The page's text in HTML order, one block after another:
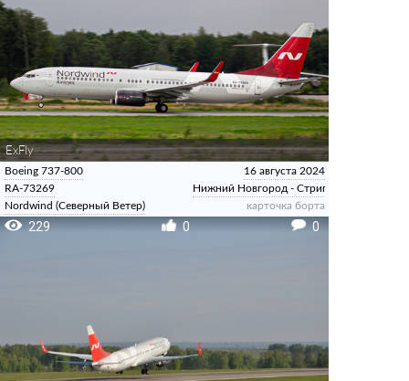
ExFly
Boeing 737-800
RA-73269
Nordwind (Северный Ветер)
16 августа 2024
Нижний Новгород - Стригино
карточка борта
229 0 0